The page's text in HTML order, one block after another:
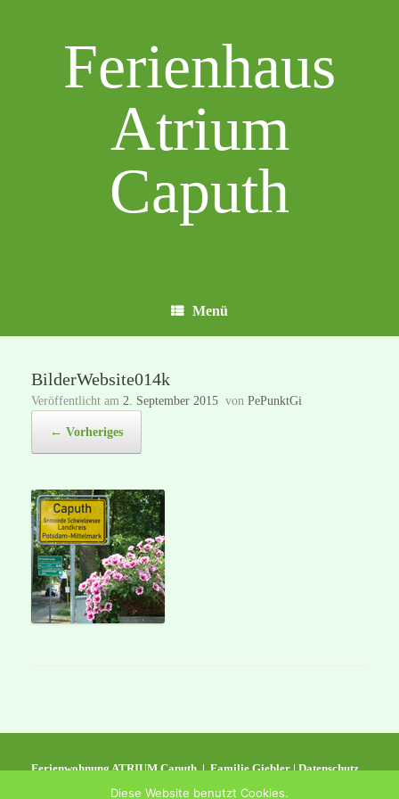
Ferienhaus
Atrium
Caputh
Menü
BilderWebsite014k
Veröffentlicht am 2. September 2015 von PePunktGi
← Vorheriges
Ferienwohnung ATRIUM Caputh | Familie Giebler |Datenschutz
Tel. 033209 - 80451 | Mobil: 0152 - 26 28 34 67 |
Diese Website benutzt Cookies.